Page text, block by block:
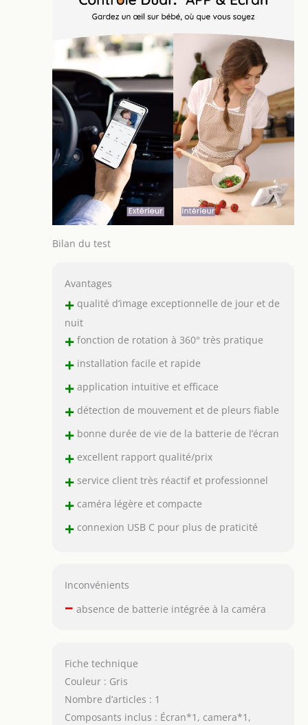
Bilan du test
Avantages
+qualité d’image exceptionnelle de jour et de
nuit
+fonction de rotation à 360° très pratique
+installation facile et rapide
+application intuitive et efficace
+détection de mouvement et de pleurs fiable
+bonne durée de vie de la batterie de l’écran
+excellent rapport qualité/prix
+service client très réactif et professionnel
+caméra légère et compacte
+connexion USB C pour plus de praticité
Inconvénients
– absence de batterie intégrée à la caméra
Fiche technique
Couleur : Gris
Nombre d’articles : 1
Composants inclus : Écran*1, camera*1,